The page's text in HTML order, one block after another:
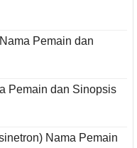
Pemain dan
Pemain dan Sinopsis
Nama Pemain